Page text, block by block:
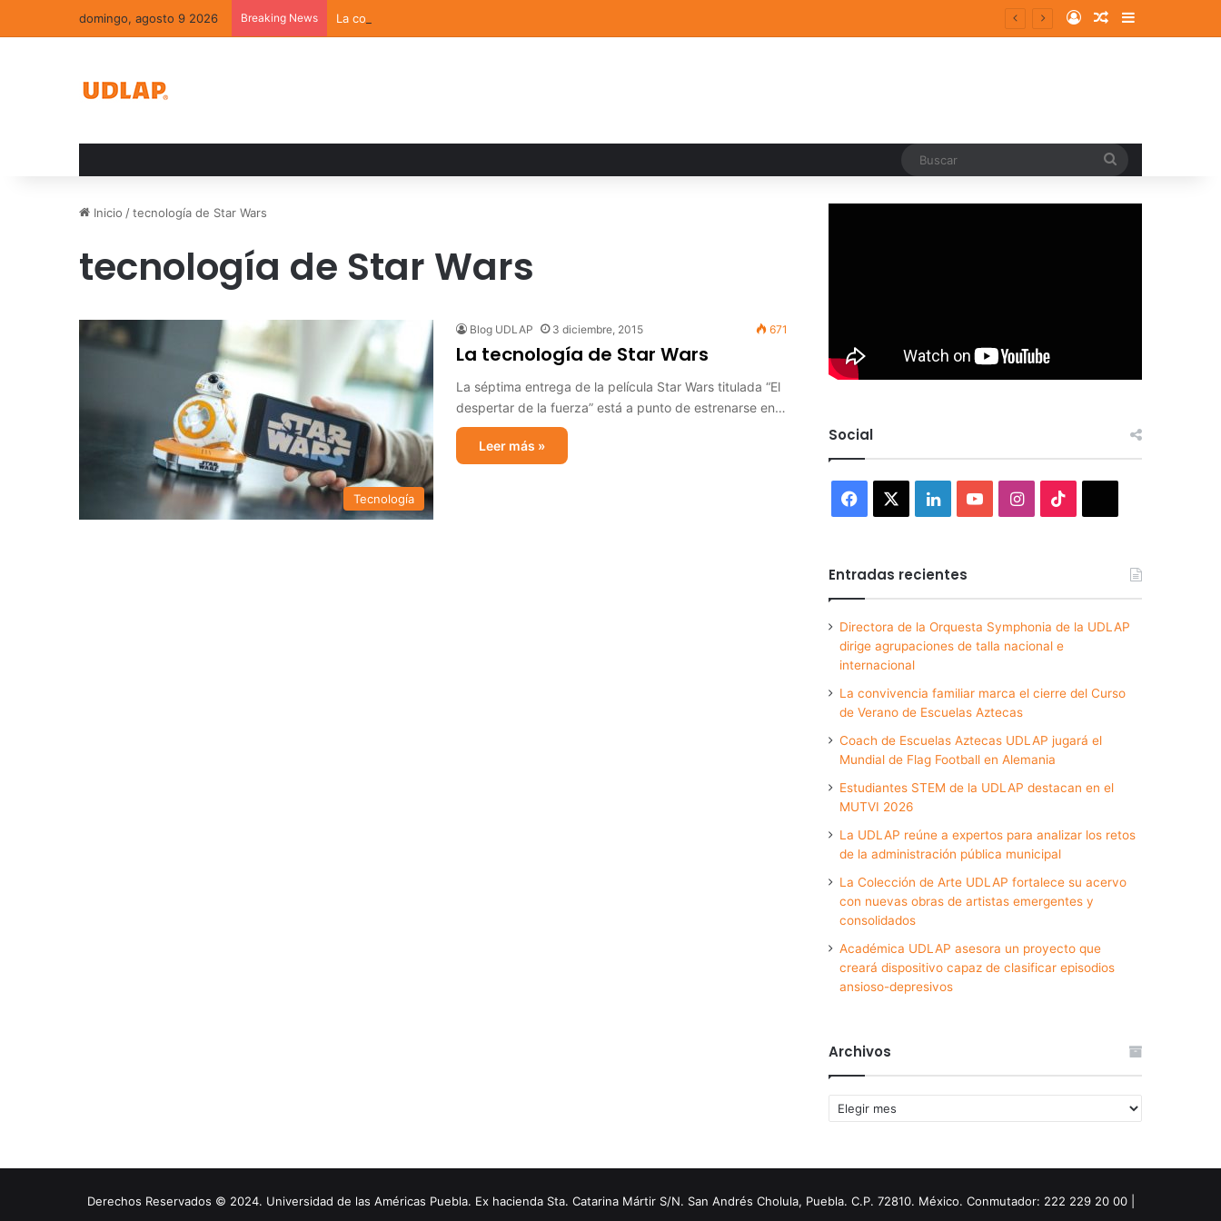
domingo, agosto 9 2026 Breaking News La convivencia familiar marca el cierre del Curso de Verano de Escuelas Aztecas Log InRandom Article
Sidebar
Inicio /tecnología de Star Wars
tecnología de Star Wars
Tecnología
Blog UDLAP 3 diciembre, 2015 671
La tecnología de Star Wars
La séptima entrega de la película Star Wars titulada “El
despertar de la fuerza” está a punto de estrenarse en…
Leer más »
Social
Facebook LinkedInYouTubeInstagram
Entradas recientes
Directora de la Orquesta Symphonia de la UDLAP
dirige agrupaciones de talla nacional e
internacional
La convivencia familiar marca el cierre del Curso
de Verano de Escuelas Aztecas
Coach de Escuelas Aztecas UDLAP jugará el
Mundial de Flag Football en Alemania
Estudiantes STEM de la UDLAP destacan en el
MUTVI 2026
La UDLAP reúne a expertos para analizar los retos
de la administración pública municipal
La Colección de Arte UDLAP fortalece su acervo
con nuevas obras de artistas emergentes y
consolidados
Académica UDLAP asesora un proyecto que
creará dispositivo capaz de clasificar episodios
ansioso-depresivos
Archivos
Archivos
Derechos Reservados © 2024. Universidad de las Américas Puebla. Ex hacienda Sta. Catarina Mártir S/N. San Andrés Cholula, Puebla. C.P. 72810. México. Conmutador: 222 229 20 00 |